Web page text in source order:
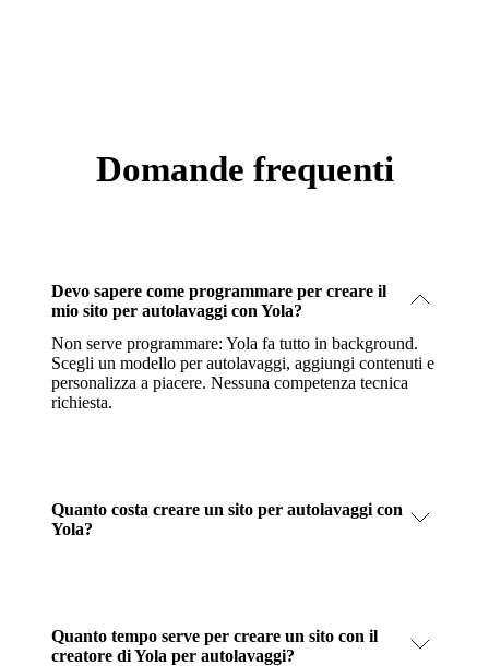
Domande frequenti
Devo sapere come programmare per creare il
mio sito per autolavaggi con Yola?
Non serve programmare: Yola fa tutto in background.
Scegli un modello per autolavaggi, aggiungi contenuti e
personalizza a piacere. Nessuna competenza tecnica
richiesta.
Quanto costa creare un sito per autolavaggi con
Yola?
Quanto tempo serve per creare un sito con il
creatore di Yola per autolavaggi?